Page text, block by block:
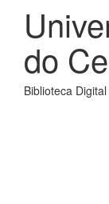
do
Biblioteca